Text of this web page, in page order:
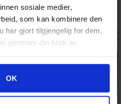
sosiale medier,
som kan kombinere den
har gjort tilgjengelig for dem,
gjennom din bruk av
personvern
OK
på
Red Flags
Kortspill
348,- Antall på
lager:
Murder in
Hong Kong
488,-Ventes inn
30.09.2026
Legg i